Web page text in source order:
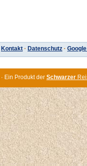
Kontakt · Datenschutz ·
· Ein Produkt der Schwarzer